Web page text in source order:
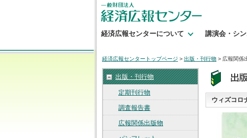
経済広報センターについて 講演会・シ
経済広報センタートップページ > 出版・刊行物 > 広報関係
出版・刊行物
定期刊行物
調査報告書
広報関係出版物
ウィズコロ